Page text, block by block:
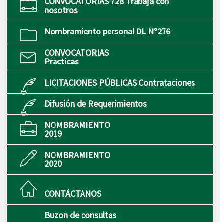
nosotros
Nombramiento personal DL N°276
CONVOCATORIAS
Practicas
LICITACIONES PÚBLICAS Contrataciones
Difusión de Requerimientos
NOMBRAMIENTO
2019
NOMBRAMIENTO
2020
CONTÁCTANOS
Buzon de consultas